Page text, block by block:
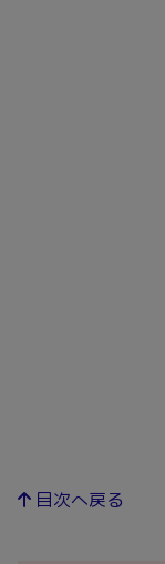
目次へ戻る